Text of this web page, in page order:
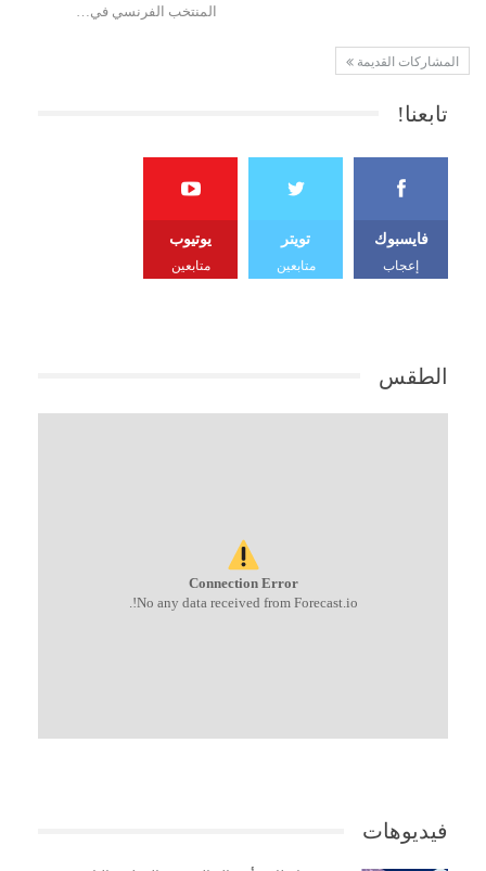
المنتخب الفرنسي في…
المشاركات القديمة
تابعنا!
فايسبوك
إعجاب
تويتر
متابعين
يوتيوب
متابعين
الطقس
Connection Error
No any data received from Forecast.io!.
فيديوهات